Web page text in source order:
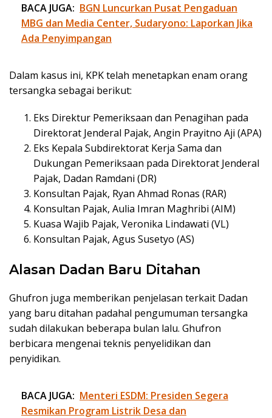
BACA JUGA: BGN Luncurkan Pusat Pengaduan
MBG dan Media Center, Sudaryono: Laporkan Jika
Ada Penyimpangan
Dalam kasus ini, KPK telah menetapkan enam orang
tersangka sebagai berikut:
Eks Direktur Pemeriksaan dan Penagihan pada
Direktorat Jenderal Pajak, Angin Prayitno Aji (APA)
Eks Kepala Subdirektorat Kerja Sama dan
Dukungan Pemeriksaan pada Direktorat Jenderal
Pajak, Dadan Ramdani (DR)
Konsultan Pajak, Ryan Ahmad Ronas (RAR)
Konsultan Pajak, Aulia Imran Maghribi (AIM)
Kuasa Wajib Pajak, Veronika Lindawati (VL)
Konsultan Pajak, Agus Susetyo (AS)
Alasan Dadan Baru Ditahan
Ghufron juga memberikan penjelasan terkait Dadan
yang baru ditahan padahal pengumuman tersangka
sudah dilakukan beberapa bulan lalu. Ghufron
berbicara mengenai teknis penyelidikan dan
penyidikan.
BACA JUGA: Menteri ESDM: Presiden Segera
Resmikan Program Listrik Desa dan